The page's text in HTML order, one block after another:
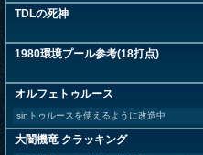
TDLの死神
1980環境プール参考(18打点)
オルフェトゥルース
sinトゥルースを使えるように改造中
大闇機竜 クラッキング